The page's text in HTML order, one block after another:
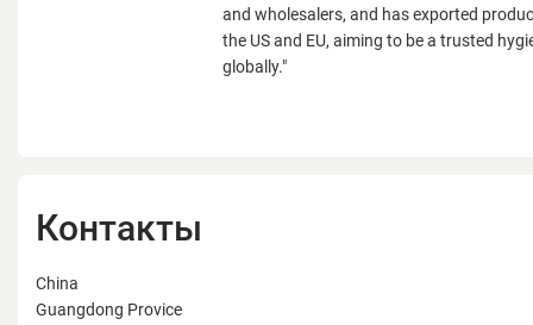
and wholesalers, and has exported
the US and EU, aiming to be a trusted
globally."
Контакты
China
Guangdong Provice